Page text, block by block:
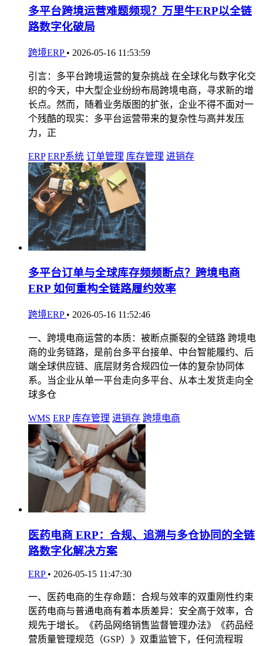
多平台跨境运营难题频现？万里牛ERP以全链
路数字化破局
跨境ERP • 2026-05-16 11:53:59
引言：多平台跨境运营的复杂挑战 在全球化与数字化交
织的今天，中大型企业纷纷布局跨境电商，寻求新的增
长点。然而，随着业务版图的扩张，企业不得不面对一
个残酷的现实：多平台运营带来的复杂性与高并发压
力，正
ERP ERP系统 订单管理 库存管理 进销存
多平台订单与全球库存频频断点？跨境电商
ERP 如何重构全链路履约效率
跨境ERP • 2026-05-16 11:52:46
一、跨境电商运营的本质：被断点撕裂的全链路 跨境电
商的业务链路，是前台多平台接单、中台智能履约、后
端全球供应链、底层财务合规四位一体的复杂协同体
系。当企业从单一平台走向多平台、从本土发货走向全
球多仓
WMS ERP 库存管理 进销存 跨境电商
医药电商 ERP：合规、追溯与多仓协同的全链
路数字化解决方案
ERP • 2026-05-15 11:47:30
一、医药电商的生存命题：合规与效率的双重刚性约束
医药电商与普通电商有着本质差异：安全高于效率，合
规先于增长。《药品网络销售监督管理办法》《药品经
营质量管理规范（GSP）》双重监管下，任何流程瑕